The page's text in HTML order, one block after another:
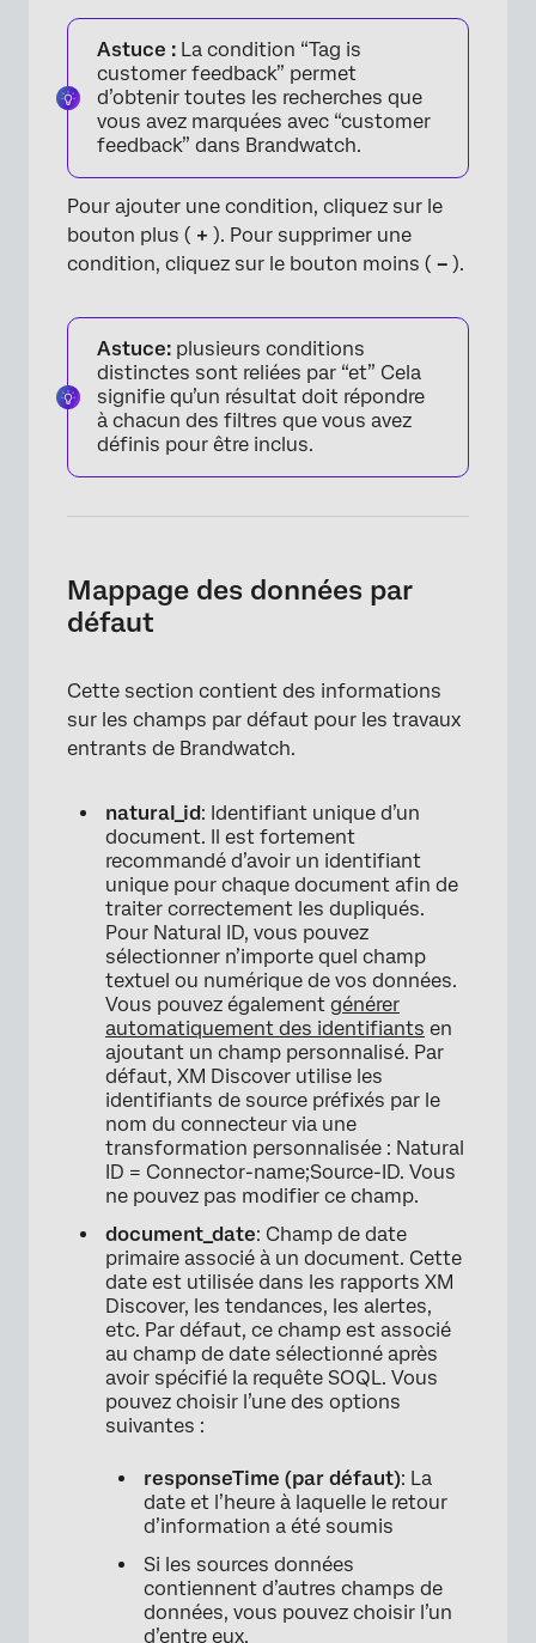
Astuce : La condition “Tag is
customer feedback” permet
d’obtenir toutes les recherches que
vous avez marquées avec “customer
feedback” dans Brandwatch.
Pour ajouter une condition, cliquez sur le
bouton plus ( + ). Pour supprimer une
condition, cliquez sur le bouton moins ( – ).
Astuce: plusieurs conditions
distinctes sont reliées par “et” Cela
signifie qu’un résultat doit répondre
à chacun des filtres que vous avez
définis pour être inclus.
Mappage des données par
défaut
Cette section contient des informations
sur les champs par défaut pour les travaux
entrants de Brandwatch.
natural_id: Identifiant unique d’un
document. Il est fortement
recommandé d’avoir un identifiant
unique pour chaque document afin de
traiter correctement les dupliqués.
Pour Natural ID, vous pouvez
sélectionner n’importe quel champ
textuel ou numérique de vos données.
Vous pouvez également générer
automatiquement des identifiants en
ajoutant un champ personnalisé. Par
défaut, XM Discover utilise les
identifiants de source préfixés par le
nom du connecteur via une
transformation personnalisée : Natural
ID = Connector-name;Source-ID. Vous
ne pouvez pas modifier ce champ.
document_date: Champ de date
primaire associé à un document. Cette
date est utilisée dans les rapports XM
Discover, les tendances, les alertes,
etc. Par défaut, ce champ est associé
au champ de date sélectionné après
avoir spécifié la requête SOQL. Vous
pouvez choisir l’une des options
suivantes :
responseTime (par défaut): La
date et l’heure à laquelle le retour
d’information a été soumis
Si les sources données
contiennent d’autres champs de
données, vous pouvez choisir l’un
d’entre eux.